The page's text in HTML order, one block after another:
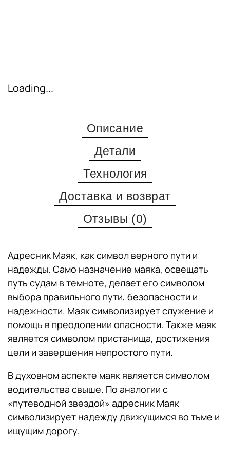
Loading...
Описание
Детали
Технология
Доставка и возврат
Отзывы (0)
Адресник Маяк, как символ верного пути и
надежды. Само назначение маяка, освещать
путь судам в темноте, делает его символом
выбора правильного пути, безопасности и
надежности. Маяк символизирует служение и
помощь в преодолении опасности. Также маяк
является символом пристанища, достижения
цели и завершения непростого пути.
В духовном аспекте маяк является символом
водительства свыше. По аналогии с
«путеводной звездой» адресник Маяк
символизирует надежду движущимся во тьме и
ищущим дорогу.